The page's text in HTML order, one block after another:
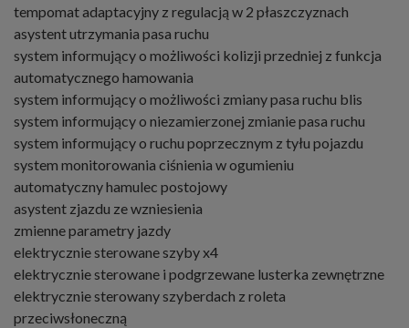
tempomat adaptacyjny z regulacją w 2 płaszczyznach
asystent utrzymania pasa ruchu
system informujący o możliwości kolizji przedniej z funkcja
automatycznego hamowania
system informujący o możliwości zmiany pasa ruchu blis
system informujący o niezamierzonej zmianie pasa ruchu
system informujący o ruchu poprzecznym z tyłu pojazdu
system monitorowania ciśnienia w ogumieniu
automatyczny hamulec postojowy
asystent zjazdu ze wzniesienia
zmienne parametry jazdy
elektrycznie sterowane szyby x4
elektrycznie sterowane i podgrzewane lusterka zewnętrzne
elektrycznie sterowany szyberdach z roleta
przeciwsłoneczną